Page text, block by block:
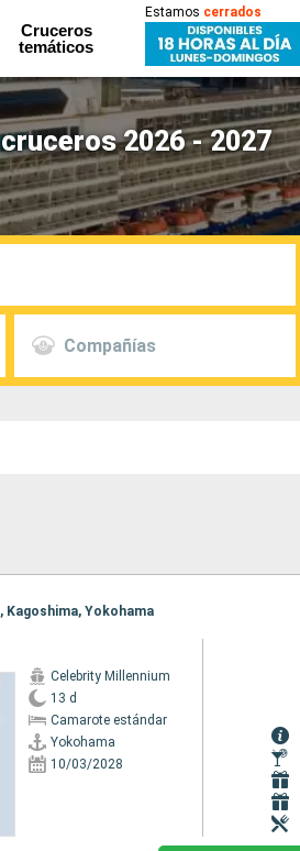
Cruceros
temáticos
Estamos cerrados
2026 - 2027
Compañías
Kagoshima, Yokohama
Celebrity Millennium
13 d
Camarote estándar
Yokohama
10/03/2028